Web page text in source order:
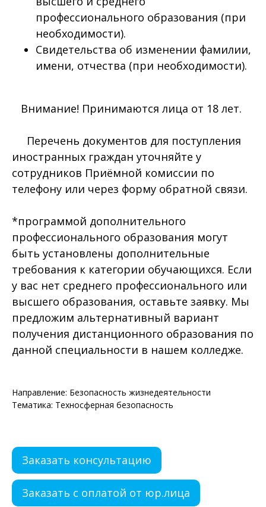
профессионального образования (при
необходимости).
Свидетельства об изменении фамилии,
имени, отчества (при необходимости).
Внимание! Принимаются лица от 18 лет.
Перечень документов для поступления
иностранных граждан уточняйте у
сотрудников Приёмной комиссии по
телефону или через форму обратной связи.
*программой дополнительного
профессионального образования могут
быть установлены дополнительные
требования к категории обучающихся. Если
у вас нет среднего профессионального или
высшего образования, оставьте заявку. Мы
предложим альтернативный вариант
получения дистанционного образования по
данной специальности в нашем колледже.
Направление: Безопасность жизнедеятельности
Тематика: Техносферная безопасность
Заказать консультацию
Заказать с оплатой от юр.лица